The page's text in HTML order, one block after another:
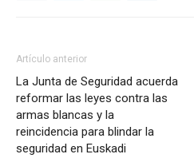
Artículo anterior
La Junta de Seguridad acuerda
reformar las leyes contra las
armas blancas y la
reincidencia para blindar la
seguridad en Euskadi